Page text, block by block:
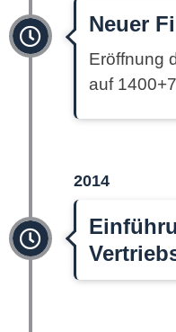
Neuer
Eröffnung
auf
2014